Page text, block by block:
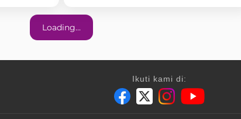
Loading...
Ikuti kami di: